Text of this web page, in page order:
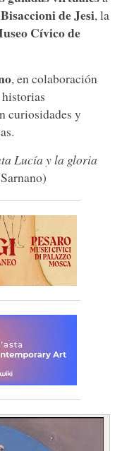
de Jesi, la
Cívico de
, en colaboración
curiosidades y
Lucía y la gloria